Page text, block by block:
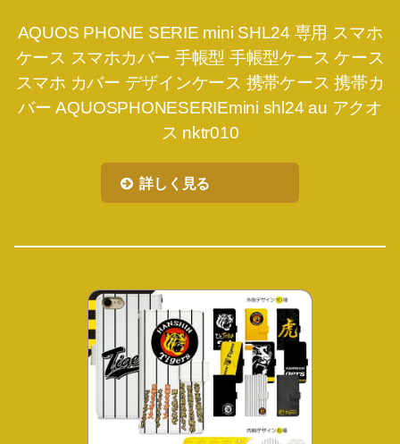
AQUOS PHONE SERIE mini SHL24 専用 スマホ
ケース スマホカバー 手帳型 手帳型ケース ケース
スマホ カバー デザインケース 携帯ケース 携帯カ
バー AQUOSPHONESERIEmini shl24 au アクオ
ス nktr010
詳しく見る